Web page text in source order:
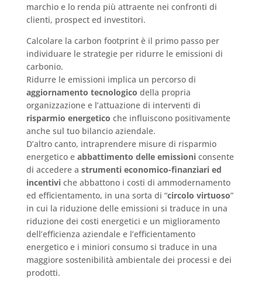
marchio e lo renda più attraente nei confronti di
clienti, prospect ed investitori.
Calcolare la carbon footprint è il primo passo per
individuare le strategie per ridurre le emissioni di
carbonio.
Ridurre le emissioni implica un percorso di
aggiornamento tecnologico della propria
organizzazione e l’attuazione di interventi di
risparmio energetico che influiscono positivamente
anche sul tuo bilancio aziendale.
D’altro canto, intraprendere misure di risparmio
energetico e abbattimento delle emissioniconsente
di accedere a strumenti economico-finanziari ed
incentiviche abbattono i costi di ammodernamento
ed efficientamento, in una sorta di “circolo virtuoso”
in cui la riduzione delle emissioni si traduce in una
riduzione dei costi energetici e un miglioramento
dell’efficienza aziendale e l’efficientamento
energetico e i miniori consumo si traduce in una
maggiore sostenibilità ambientale dei processi e dei
prodotti.